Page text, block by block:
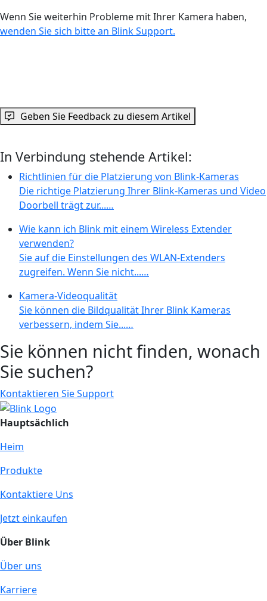
Wenn Sie weiterhin Probleme mit Ihrer Kamera haben,
wenden Sie sich bitte an Blink Support.
Geben Sie Feedback zu diesem Artikel
In Verbindung stehende Artikel:
Richtlinien für die Platzierung von Blink-Kameras
Die richtige Platzierung Ihrer Blink-Kameras und Video
Doorbell trägt zur...…
Wie kann ich Blink mit einem Wireless Extender
verwenden?
Sie auf die Einstellungen des WLAN-Extenders
zugreifen. Wenn Sie nicht...…
Kamera-Videoqualität
Sie können die Bildqualität Ihrer Blink Kameras
verbessern, indem Sie...…
Sie können nicht finden, wonach
Sie suchen?
Kontaktieren Sie Support
Hauptsächlich
Heim
Produkte
Kontaktiere Uns
Jetzt einkaufen
Über Blink
Über uns
Karriere